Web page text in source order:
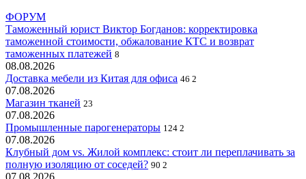
ФОРУМ
Таможенный юрист Виктор Богданов: корректировка
таможенной стоимости, обжалование КТС и возврат
таможенных платежей 8
08.08.2026
Доставка мебели из Китая для офиса 46 2
07.08.2026
Магазин тканей 23
07.08.2026
Промышленные парогенераторы 124 2
07.08.2026
Клубный дом vs. Жилой комплекс: стоит ли переплачивать за
полную изоляцию от соседей? 90 2
07.08.2026